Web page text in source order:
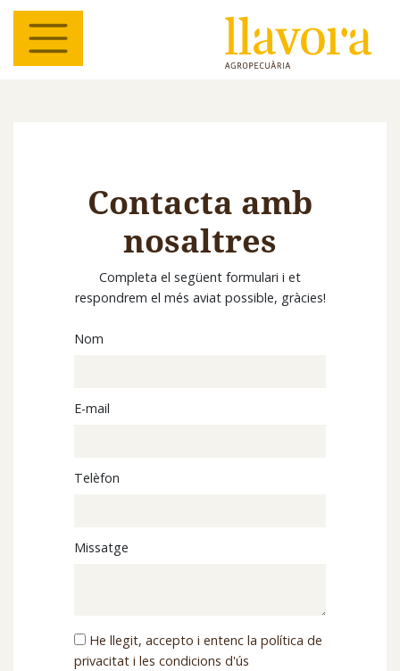
Contacta amb
nosaltres
Completa el següent formulari i et
respondrem el més aviat possible, gràcies!
Nom
E-mail
Telèfon
Missatge
He llegit, accepto i entenc la política de
privacitat i les condicions d'ús